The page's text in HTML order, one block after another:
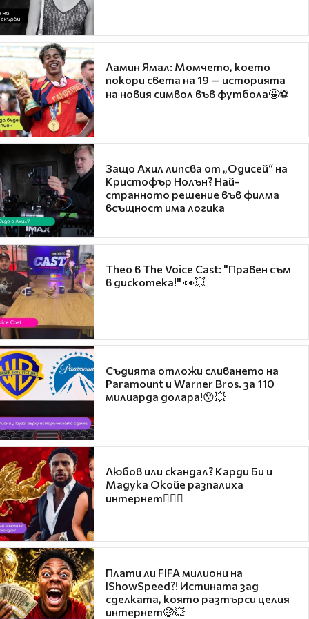
Ламин Ямал: Момчето, което
покори света на 19 — историята
на новия символ във футбола🤩⚽
Защо Ахил липсва от „Одисей“ на
Кристофър Нолън? Най-
странното решение във филма
всъщност има логика
Theo в The Voice Cast: "Правен съм
в дискотека!" 👀💥
Съдията отложи сливането на
Paramount и Warner Bros. за 110
милиарда долара!😯💥
Любов или скандал? Карди Би и
Мадука Окойе разпалиха
интернет❤️‍🔥🔥
Плати ли FIFA милиони на
IShowSpeed?! Истината зад
сделката, която разтърси целия
интернет🤑💥